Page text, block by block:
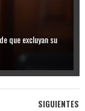
que excluyan su
SIGUIENTES